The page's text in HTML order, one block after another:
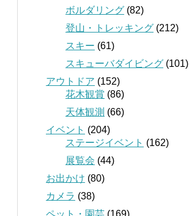
ボルダリング (82)
登山・トレッキング (212)
スキー (61)
スキューバダイビング (101)
アウトドア (152)
花木観賞 (86)
天体観測 (66)
イベント (204)
ステージイベント (162)
展覧会 (44)
お出かけ (80)
カメラ (38)